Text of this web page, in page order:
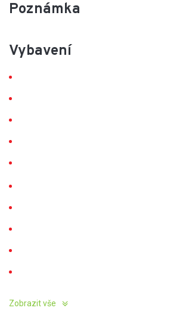
Poznámka
Vybavení
Zobrazit vše